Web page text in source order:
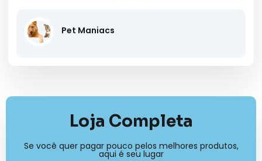
Pet Maniacs
Loja Completa
Se você quer pagar pouco pelos melhores produtos,
aqui é seu lugar